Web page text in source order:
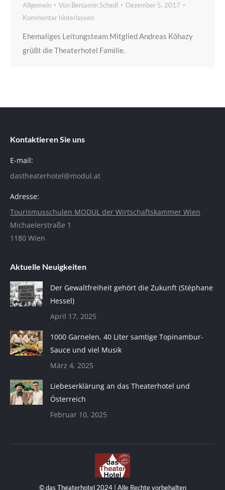
Allgemein Von Benjamin Schedl
Dezember 5, 2017
Kommentar hinterlassen
Ehemaliges Leitungsteam Mitglied Andreas Köhazy
grüßt die Theaterhotel Familie.
Kontaktieren Sie uns
E-mail:
dastheaterhotel@modul.at
Adresse:
Tourismusschulen MODUL der Wirtschaftskammer Wien
Michaelerstraße 1
1180 Wien
Aktuelle Neuigkeiten
Der Gewaltfreiheit gehört die Zukunft (Stéphane
Hessel)
April 17, 2025
1000 Garnelen, 40 Liter samtige Topinambur-
Sauce und viel Musik
März 4, 2025
Liebeserklärung an das Theaterhotel und
Österreich
Februar 10, 2025
© das Theaterhotel 2024 | Alle Rechte vorbehalten